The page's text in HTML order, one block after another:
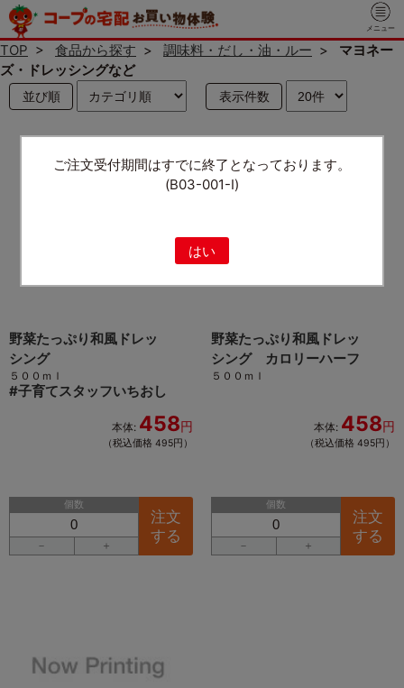
ご注文受付期間はすでに終了となっております。
(B03-001-I)
はい
メニュー
TOP > 食品から探す > 調味料・だし・油・ルー > マヨネー
ズ・ドレッシングなど
並び順 表示件数
野菜たっぷり和風ドレッ
シング
５００ｍｌ
#子育てスタッフいちおし
本体: 458円
（税込価格 495円）
個数
－ ＋
注文
する
野菜たっぷり和風ドレッ
シング カロリーハーフ
５００ｍｌ
本体: 458円
（税込価格 495円）
個数
－ ＋
注文
する